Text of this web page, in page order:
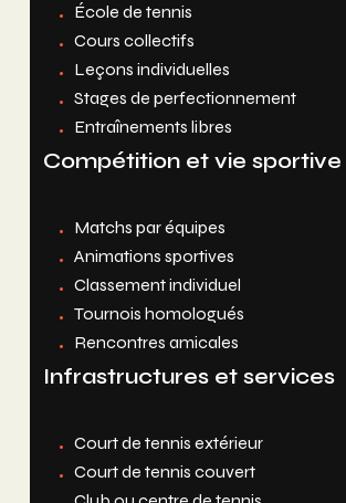
École de tennis
Cours collectifs
Leçons individuelles
Stages de perfectionnement
Entraînements libres
Compétition et vie sportive
Matchs par équipes
Animations sportives
Classement individuel
Tournois homologués
Rencontres amicales
Infrastructures et services
Court de tennis extérieur
Court de tennis couvert